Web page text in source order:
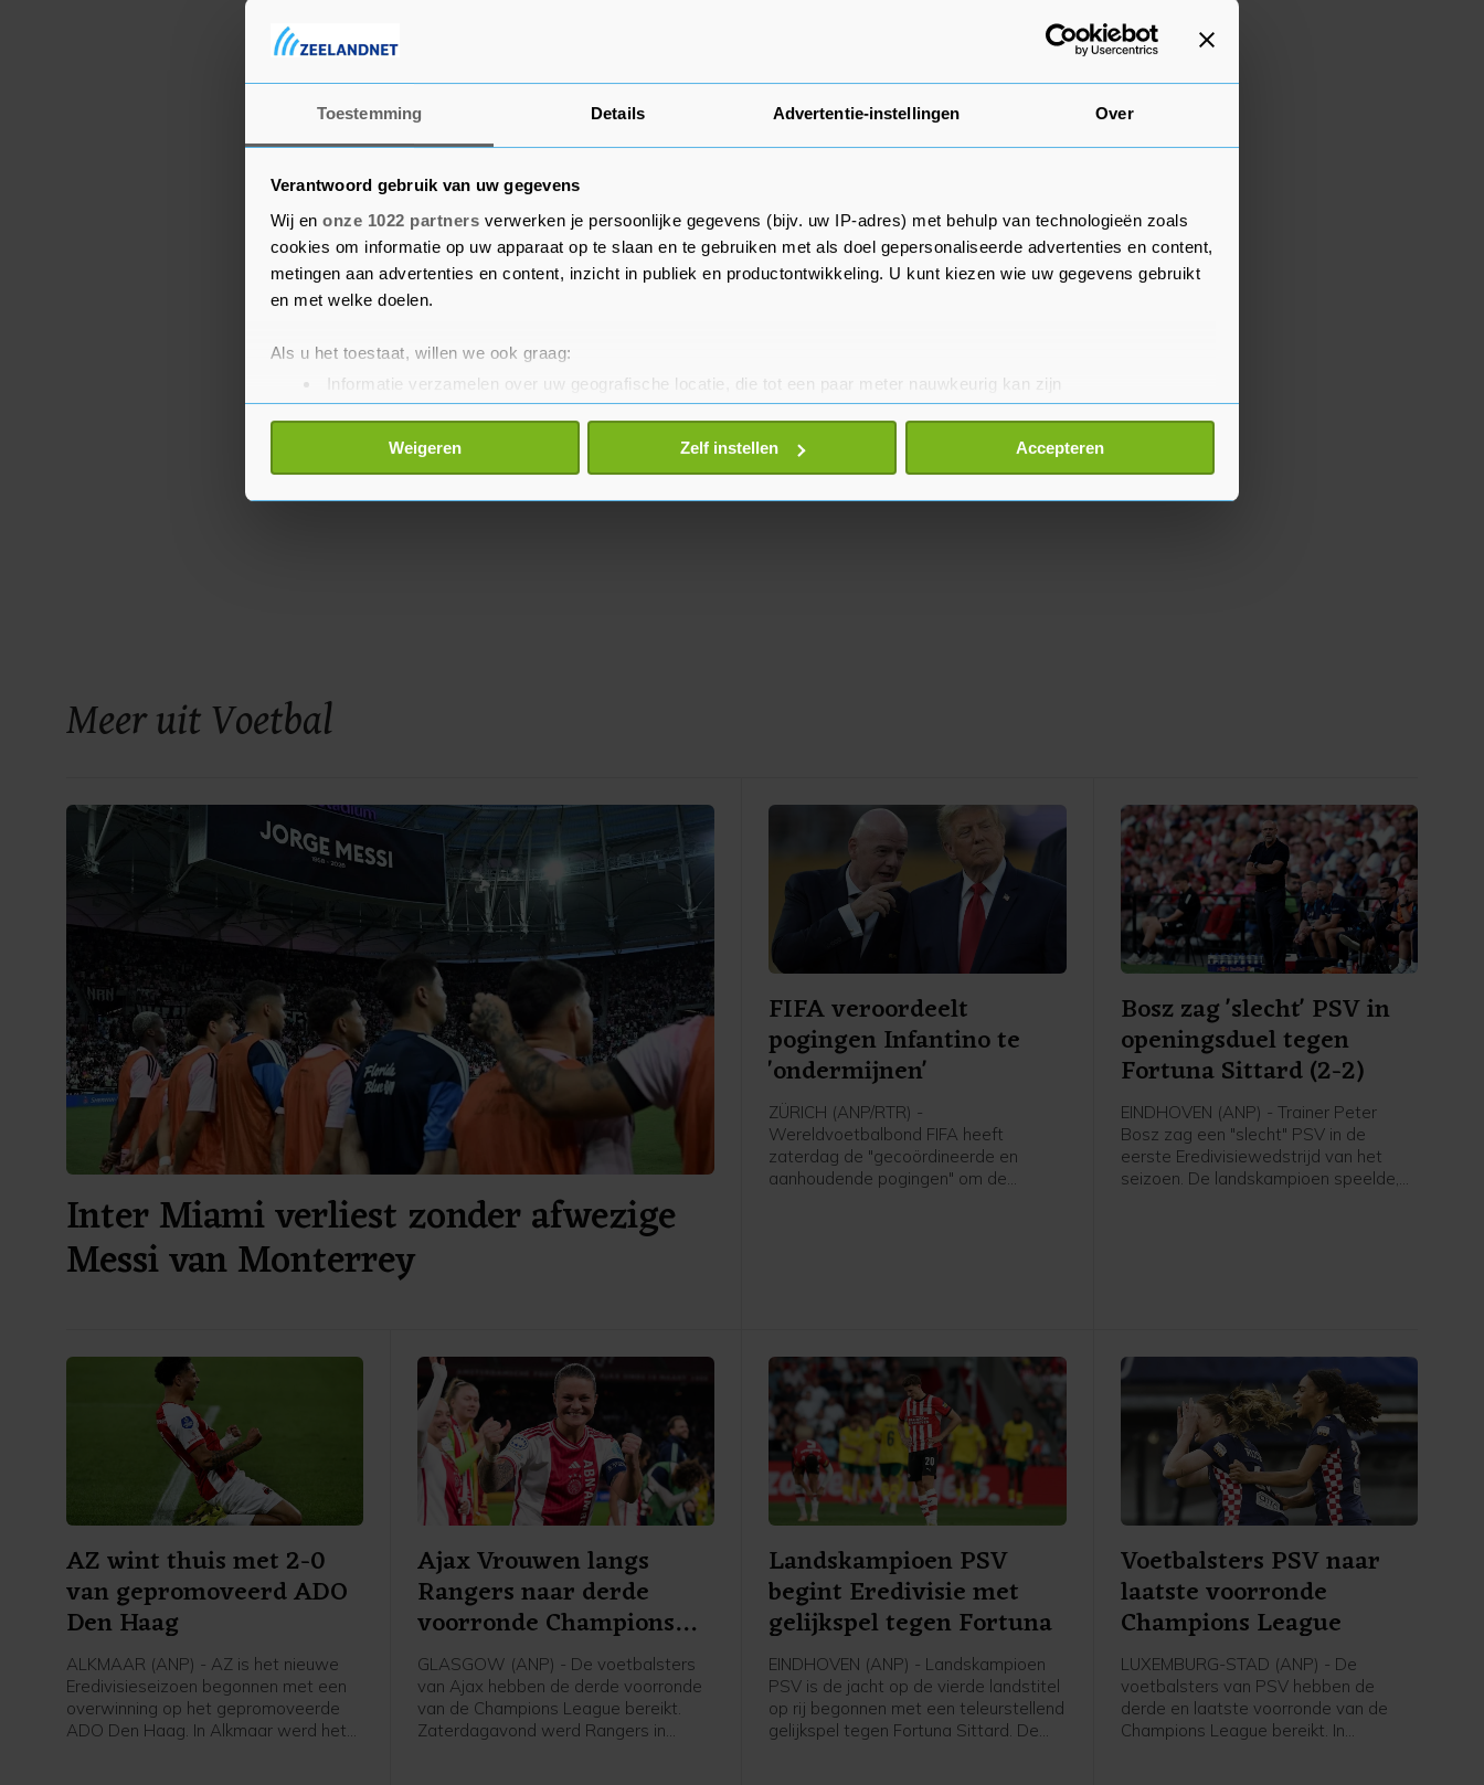
Toestemming Details Advertentie-instellingen Over
Verantwoord gebruik van uw gegevens
Wij en onze 1022 partners verwerken je persoonlijke gegevens (bijv. uw IP-adres) met behulp van technologieën zoals
cookies om informatie op uw apparaat op te slaan en te gebruiken met als doel gepersonaliseerde advertenties en content,
metingen aan advertenties en content, inzicht in publiek en productontwikkeling. U kunt kiezen wie uw gegevens gebruikt
en met welke doelen.
Als u het toestaat, willen we ook graag:
Informatie verzamelen over uw geografische locatie, die tot een paar meter nauwkeurig kan zijn
Uw apparaat identificeren door het actief te scannen op specifieke eigenschappen (fingerprinting)
Lees meer over hoe uw persoonlijke gegevens worden verwerkt en stel uw voorkeuren in het
detailgedeelte
toestemming op elk moment wijzigen of intrekken in de Cookieverklaring.
Weigeren Zelf instellen Accepteren
houden in afwachting van een nieuwe club.
De vleugelverdediger speelde ook voor sc Heerenveen, FC
Emmen, Willem II, NAC Breda en de Amerikaanse club
Meer uit Voetbal
Inter Miami verliest zonder afwezige
Messi van Monterrey
FIFA veroordeelt
pogingen Infantino te
'ondermijnen'
ZÜRICH (ANP/RTR) -
Wereldvoetbalbond FIFA heeft
zaterdag de "gecoördineerde en
aanhoudende pogingen" om de
Bosz zag 'slecht' PSV in
openingsduel tegen
Fortuna Sittard (2-2)
EINDHOVEN (ANP) - Trainer Peter
Bosz zag een "slecht" PSV in de
eerste Eredivisiewedstrijd van het
seizoen. De landskampioen speelde,
AZ wint thuis met 2-0
van gepromoveerd ADO
Den Haag
ALKMAAR (ANP) - AZ is het nieuwe
Eredivisieseizoen begonnen met een
overwinning op het gepromoveerde
ADO Den Haag. In Alkmaar werd het
Ajax Vrouwen langs
Rangers naar derde
voorronde Champions
League
GLASGOW (ANP) - De voetbalsters
van Ajax hebben de derde voorronde
van de Champions League bereikt.
Zaterdagavond werd Rangers in
Landskampioen PSV
begint Eredivisie met
gelijkspel tegen Fortuna
EINDHOVEN (ANP) - Landskampioen
PSV is de jacht op de vierde landstitel
op rij begonnen met een teleurstellend
gelijkspel tegen Fortuna Sittard. De
Voetbalsters PSV naar
laatste voorronde
Champions League
LUXEMBURG-STAD (ANP) - De
voetbalsters van PSV hebben de
derde en laatste voorronde van de
Champions League bereikt. In